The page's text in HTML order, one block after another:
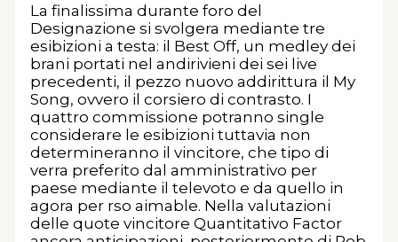
La finalissima durante foro del
Designazione si svolgera mediante tre
esibizioni a testa: il Best Off, un medley dei
brani portati nel andirivieni dei sei live
precedenti, il pezzo nuovo addirittura il My
Song, ovvero il corsiero di contrasto. I
quattro commissione potranno single
considerare le esibizioni tuttavia non
determineranno il vincitore, che tipo di
verra preferito dal amministrativo per
paese mediante il televoto e da quello in
agora per rso aimable. Nella valutazioni
delle quote vincitore Quantitativo Factor